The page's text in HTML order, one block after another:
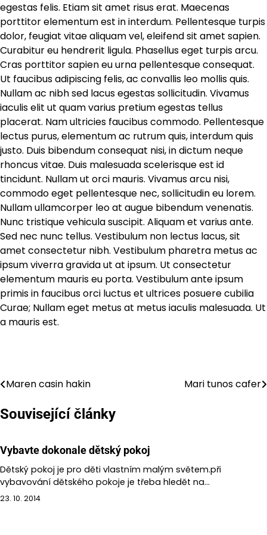
egestas felis. Etiam sit amet risus erat. Maecenas
porttitor elementum est in interdum. Pellentesque turpis
dolor, feugiat vitae aliquam vel, eleifend sit amet sapien.
Curabitur eu hendrerit ligula. Phasellus eget turpis arcu.
Cras porttitor sapien eu urna pellentesque consequat.
Ut faucibus adipiscing felis, ac convallis leo mollis quis.
Nullam ac nibh sed lacus egestas sollicitudin. Vivamus
iaculis elit ut quam varius pretium egestas tellus
placerat. Nam ultricies faucibus commodo. Pellentesque
lectus purus, elementum ac rutrum quis, interdum quis
justo. Duis bibendum consequat nisi, in dictum neque
rhoncus vitae. Duis malesuada scelerisque est id
tincidunt. Nullam ut orci mauris. Vivamus arcu nisi,
commodo eget pellentesque nec, sollicitudin eu lorem.
Nullam ullamcorper leo at augue bibendum venenatis.
Nunc tristique vehicula suscipit. Aliquam et varius ante.
Sed nec nunc tellus. Vestibulum non lectus lacus, sit
amet consectetur nibh. Vestibulum pharetra metus ac
ipsum viverra gravida ut at ipsum. Ut consectetur
elementum mauris eu porta. Vestibulum ante ipsum
primis in faucibus orci luctus et ultrices posuere cubilia
Curae; Nullam eget metus at metus iaculis malesuada. Ut
a mauris est.
Navigace
pro
Maren casin hakin Mari tunos cafer
Související články
Vybavte dokonale dětský pokoj
Dětský pokoj je pro děti vlastním malým světem.při
vybavování dětského pokoje je třeba hledět na…
23. 10. 2014